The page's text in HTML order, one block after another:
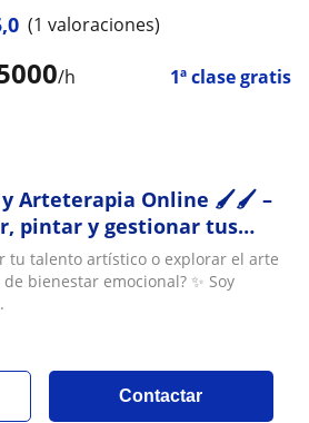
/h 1ª clase gratis
(1 valoraciones)
y Arteterapia Online 🖌🖌️ –
pintar y gestionar tus
del arte
tu talento artístico o explorar el arte
bienestar emocional? ✨ Soy
Contactar